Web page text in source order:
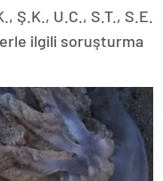
Ş.K., U.C., S.T., S.E.
ilgili soruşturma